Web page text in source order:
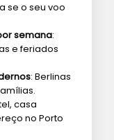
se o seu voo
semana:
e feriados
: Berlinas
casa
no Porto